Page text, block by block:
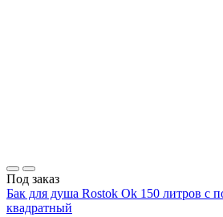
Под заказ
Бак для душа Rostok Ok 150 литров с
квадратный